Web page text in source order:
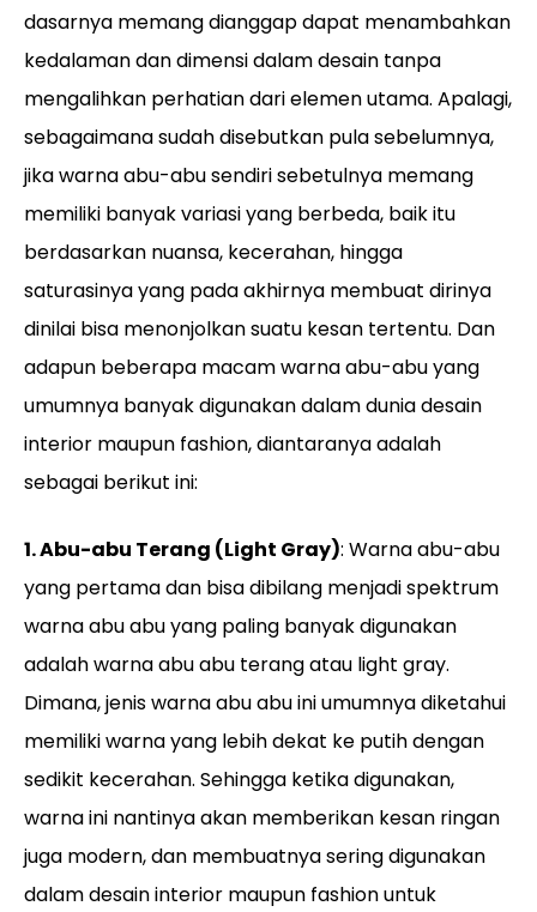
dasarnya memang dianggap dapat menambahkan
kedalaman dan dimensi dalam desain tanpa
mengalihkan perhatian dari elemen utama. Apalagi,
sebagaimana sudah disebutkan pula sebelumnya,
jika warna abu-abu sendiri sebetulnya memang
memiliki banyak variasi yang berbeda, baik itu
berdasarkan nuansa, kecerahan, hingga
saturasinya yang pada akhirnya membuat dirinya
dinilai bisa menonjolkan suatu kesan tertentu. Dan
adapun beberapa macam warna abu-abu yang
umumnya banyak digunakan dalam dunia desain
interior maupun fashion, diantaranya adalah
sebagai berikut ini:
1. Abu-abu Terang (Light Gray): Warna abu-abu
yang pertama dan bisa dibilang menjadi spektrum
warna abu abu yang paling banyak digunakan
adalah warna abu abu terang atau light gray.
Dimana, jenis warna abu abu ini umumnya diketahui
memiliki warna yang lebih dekat ke putih dengan
sedikit kecerahan. Sehingga ketika digunakan,
warna ini nantinya akan memberikan kesan ringan
juga modern, dan membuatnya sering digunakan
dalam desain interior maupun fashion untuk